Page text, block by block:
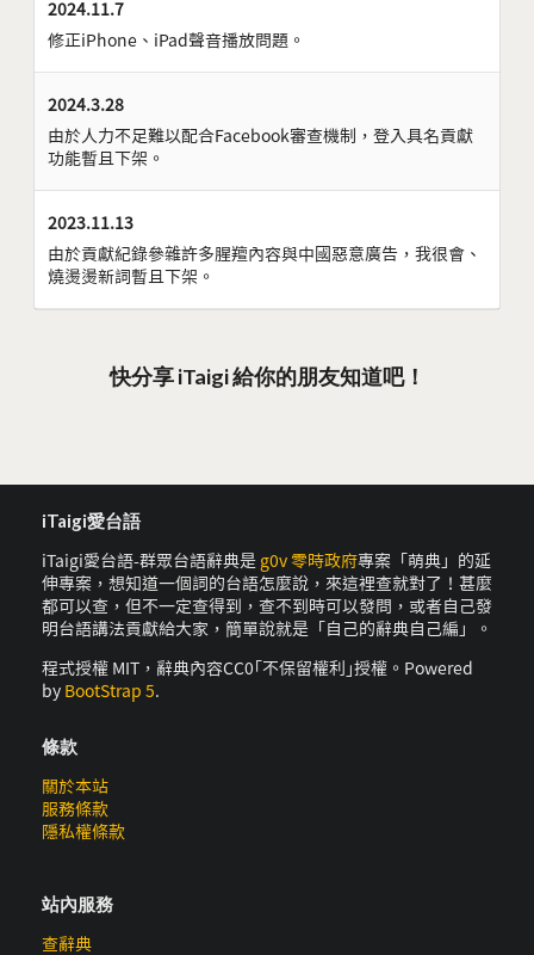
2024.11.7
修正iPhone、iPad聲音播放問題。
2024.3.28
由於人力不足難以配合Facebook審查機制，登入具名貢獻
功能暫且下架。
2023.11.13
由於貢獻紀錄參雜許多腥羶內容與中國惡意廣告，我很會、
燒燙燙新詞暫且下架。
快分享 iTaigi 給你的朋友知道吧！
iTaigi愛台語
iTaigi愛台語-群眾台語辭典是 g0v 零時政府專案「萌典」的延
伸專案，想知道一個詞的台語怎麼說，來這裡查就對了！甚麼
都可以查，但不一定查得到，查不到時可以發問，或者自己發
明台語講法貢獻給大家，簡單說就是「自己的辭典自己編」。
程式授權 MIT，辭典內容CC0｢不保留權利｣授權。Powered
by BootStrap 5.
條款
關於本站
服務條款
隱私權條款
站內服務
查辭典